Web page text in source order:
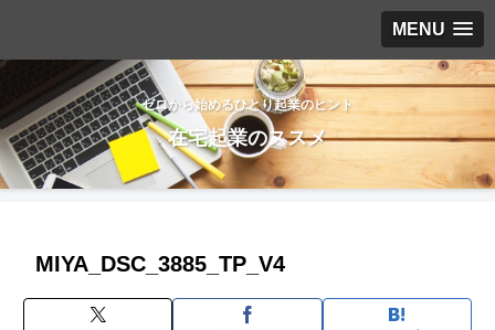
MENU
ゼロから始めるひとり起業のヒント
在宅起業のススメ
MIYA_DSC_3885_TP_V4